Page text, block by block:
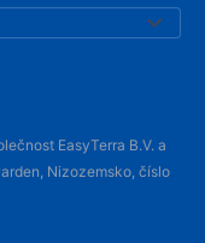
EasyTerra B.V. a
Nizozemsko, číslo